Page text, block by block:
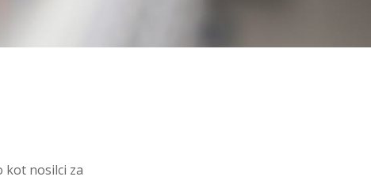
kot nosilci za